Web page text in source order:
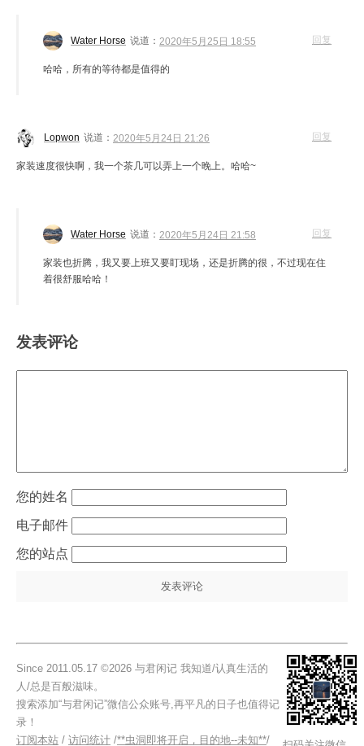
Water Horse 说道： 2020年5月25日 18:55
哈哈，所有的等待都是值得的
回复
Lopwon 说道： 2020年5月24日 21:26
家装速度很快啊，我一个茶几可以弄上一个晚上。哈哈~
回复
Water Horse 说道： 2020年5月24日 21:58
家装也折腾，我又要上班又要盯现场，还是折腾的很，不过现在住
着很舒服哈哈！
回复
发表评论
姓名
电子邮件
站点
Since 2011.05.17 ©2026 与君闲记 我知道/认真生活的
人/总是百般滋味。
搜索添加“与君闲记”微信公众账号,再平凡的日子也值得记
录！
订阅本站 / 访问统计 /**虫洞即将开启，目的地--未知**/